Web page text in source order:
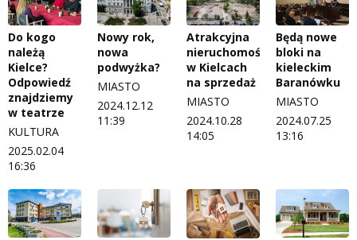
Do kogo
należą
Kielce?
Odpowiedź
znajdziemy
w teatrze
KULTURA
2025.02.04
16:36
Nowy rok,
nowa
podwyżka?
MIASTO
2024.12.12
11:39
Atrakcyjna
nieruchomość
w Kielcach
na sprzedaż
MIASTO
2024.10.28
14:05
Będą nowe
bloki na
kieleckim
Baranówku
MIASTO
2024.07.25
13:16